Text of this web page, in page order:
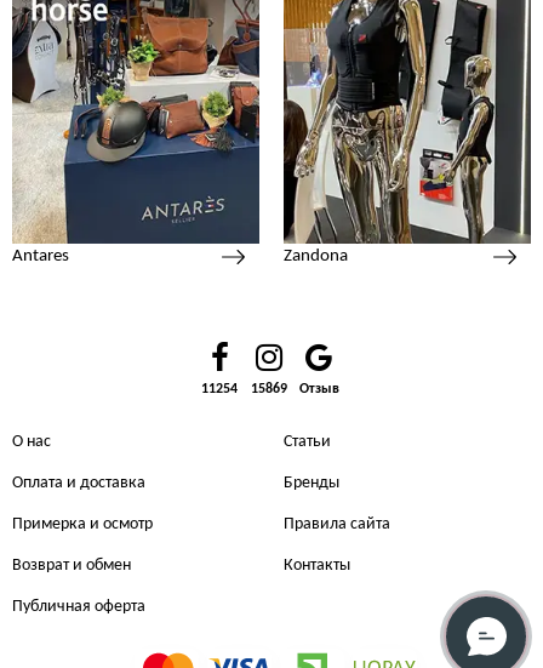
Antares Zandona
11254 15869 Отзыв
О нас
Оплата и доставка
Примерка и осмотр
Возврат и обмен
Публичная оферта
Статьи
Бренды
Правила сайта
Контакты